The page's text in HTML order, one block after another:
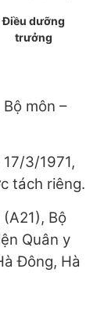
Điều dưỡng
trưởng
môn –
3/1971,
tách riêng.
Bộ
Quân y
Đông, Hà